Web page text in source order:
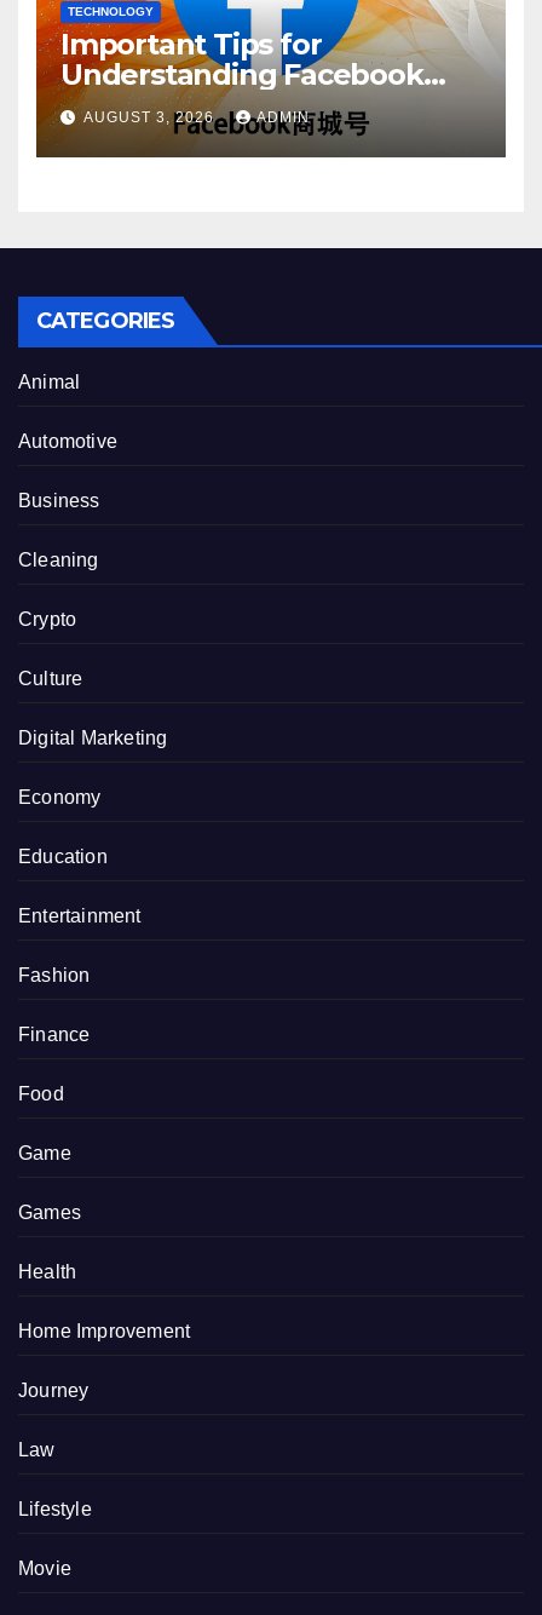
TECHNOLOGY
Important Tips for
Understanding Facebook
Account Purchase Options
AUGUST 3, 2026 ADMIN
CATEGORIES
Animal
Automotive
Business
Cleaning
Crypto
Culture
Digital Marketing
Economy
Education
Entertainment
Fashion
Finance
Food
Game
Games
Health
Home Improvement
Journey
Law
Lifestyle
Movie